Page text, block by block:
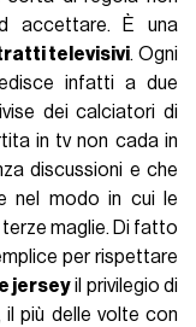
accettare. È una
televisivi. Ogni
infatti a due
dei calciatori di
in tv non cada in
discussioni e che
nel modo in cui le
maglie. Di fatto
per rispettare
jerseyil privilegio di
più delle volte con